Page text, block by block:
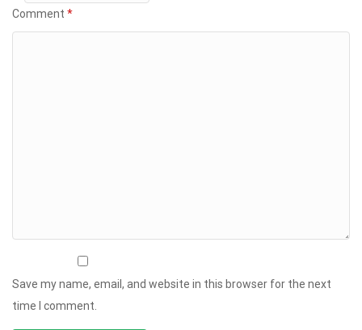
Comment *
Save my name, email, and website in this browser for the next
time I comment.